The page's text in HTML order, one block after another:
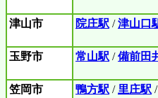
津山市 院庄駅 /津山口
玉野市 常山駅 /備前田
笠岡市 鴨方駅 / 里庄駅 /